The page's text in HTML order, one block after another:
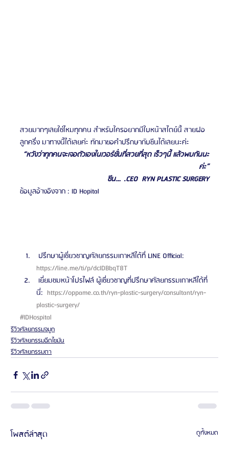
สวยมากๆเลยใช่ไหมทุกคน สำหรับใครอยากมีใบหน้าสไตย์นี้ สายฝอ
ลูกครึ่ง มาทางนี้ได้เลยค่ะ ทักมาขอคำปรึกษากับซีนได้เลยนะค่ะ
“หวังว่าทุกคนจะเจอตัวเองในเวอร์ชั่นที่สวยที่สุด เร็วๆนี้ แล้วพบกันนะ
ค่ะ”
ซีน….CEO  RYN PLASTIC SURGERY
ข้อมูลอ้างอิงจาก : ID Hopital
ปรึกษาผู้เชี่ยวชาญศัลยกรรมเกาหลีได้ที่ LINE Official:
https://line.me/ti/p/dcIDBbqT8T
นี่: https://oppame.co.th/ryn-plastic-surgery/consultant/ryn-
plastic-surgery/
#IDHospital
รีวิวศัลยกรรมจมูก
รีวิวศัลยกรรมฉีดไขมัน
รีวิวศัลยกรรมตา
โพสต์ล่าสุด ดูทั้งหมด